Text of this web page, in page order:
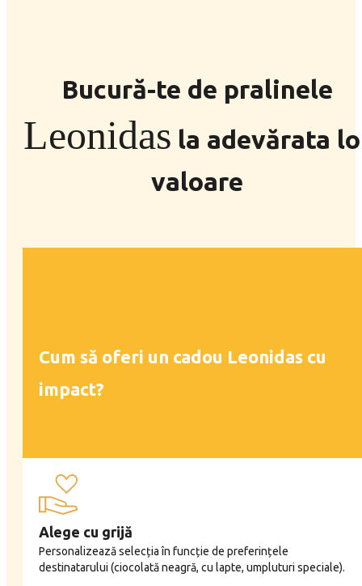
Bucură-te de pralinele
Leonidas la adevărata
valoare
Cum să oferi un cadou Leonidas cu
impact?
Alege cu grijă
Personalizează selecția în funcție de preferințele
destinatarului (ciocolată neagră, cu lapte, umpluturi speciale).